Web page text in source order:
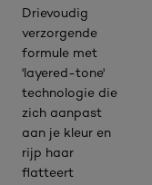
Drievoudig
verzorgende
formule met
'layered-tone'
technologie die
zich aanpast
aan je kleur en
rijp haar
flatteert